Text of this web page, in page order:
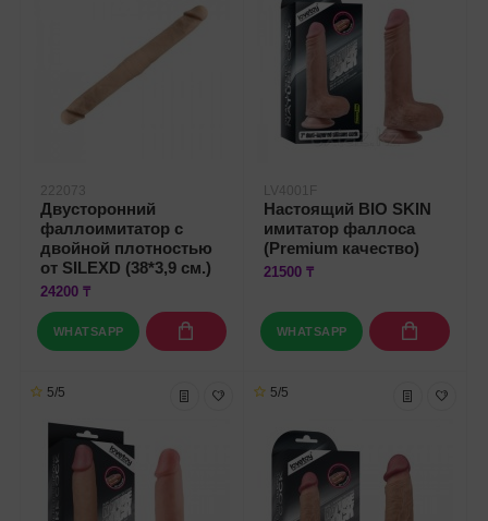
222073
Двусторонний
фаллоимитатор с
двойной плотностью
от SILEXD (38*3,9 см.)
24200 ₸
WHATSAPP
LV4001F
Настоящий BIO SKIN
имитатор фаллоса
(Premium качество)
21500 ₸
WHATSAPP
5/5 5/5